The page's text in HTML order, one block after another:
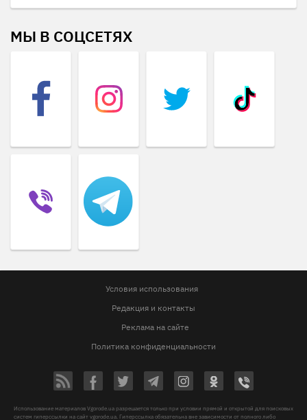
МЫ В СОЦСЕТЯХ
Условия использования
Редакция и контакты
Реклама на сайте
Политика конфиденциальности
Использование материалов Vgorode.ua разрешается только при условии прямой и открытой для поисковых
систем гиперссылки на сайт vgorode.ua. Гиперссылка обязательна вне зависимости от полного либо